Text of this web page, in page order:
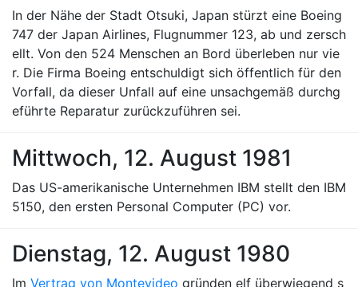
In der Nähe der Stadt Otsuki, Japan stürzt eine Boeing
747 der Japan Airlines, Flugnummer 123, ab und zersch
ellt. Von den 524 Menschen an Bord überleben nur vie
r. Die Firma Boeing entschuldigt sich öffentlich für den
Vorfall, da dieser Unfall auf eine unsachgemäß durchg
eführte Reparatur zurückzuführen sei.
Mittwoch, 12. August 1981
Das US-amerikanische Unternehmen IBM stellt den IBM
5150, den ersten Personal Computer (PC) vor.
Dienstag, 12. August 1980
Im Vertrag von Montevideo gründen elf überwiegend s